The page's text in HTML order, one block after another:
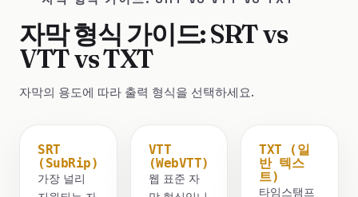
자막 형식 가이드: SRT vs
VTT vs TXT
자막의 용도에 따라 출력 형식을 선택하세요.
SRT
(SubRip)
가장 널리
VTT
(WebVTT)
웹 표준 자
TXT (일
반 텍스
트)
타임스탬프